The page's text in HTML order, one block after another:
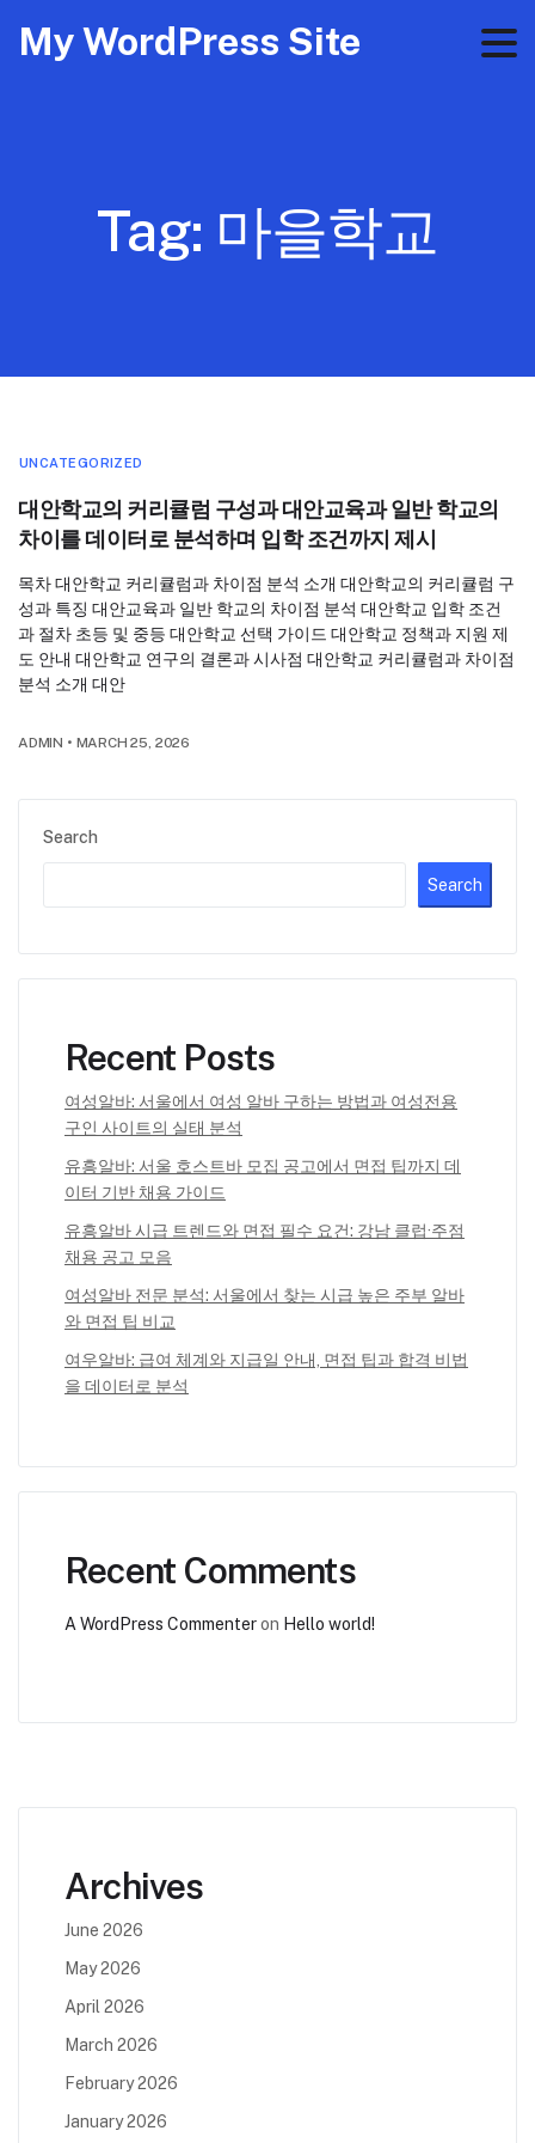
My WordPress Site
Tag: 마을학교
Search
Search
Recent Posts
여성알바: 서울에서 여성 알바 구하는 방법과 여성전용
구인 사이트의 실태 분석
유흥알바: 서울 호스트바 모집 공고에서 면접 팁까지 데
이터 기반 채용 가이드
유흥알바 시급 트렌드와 면접 필수 요건: 강남 클럽·주점
채용 공고 모음
여성알바 전문 분석: 서울에서 찾는 시급 높은 주부 알바
와 면접 팁 비교
여우알바: 급여 체계와 지급일 안내, 면접 팁과 합격 비법
을 데이터로 분석
Recent Comments
A WordPress Commenteron Hello world!
UNCATEGORIZED
대안학교의 커리큘럼 구성과 대안교육과 일반 학교의
차이를 데이터로 분석하며 입학 조건까지 제시
목차 대안학교 커리큘럼과 차이점 분석 소개 대안학교의 커리큘럼 구
성과 특징 대안교육과 일반 학교의 차이점 분석 대안학교 입학 조건
과 절차 초등 및 중등 대안학교 선택 가이드 대안학교 정책과 지원 제
도 안내 대안학교 연구의 결론과 시사점 대안학교 커리큘럼과 차이점
분석 소개 대안
ADMIN • MARCH 25, 2026
Archives
June 2026
May 2026
April 2026
March 2026
February 2026
January 2026